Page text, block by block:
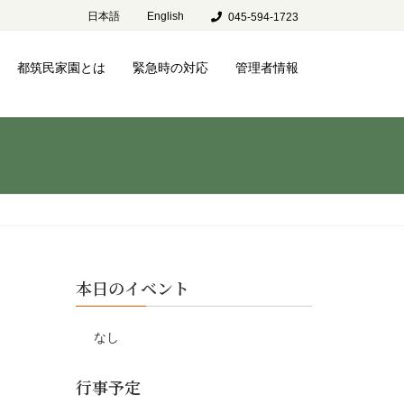
日本語 English 045-594-1723
都筑民家園とは 緊急時の対応 管理者情報
本日のイベント
なし
行事予定